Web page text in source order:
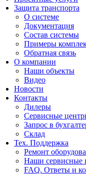
Защита транспорта
О системе
Документация
Состав системы
Примеры
Обратная связь
О компании
Наши объекты
Видео
Новости
Контакты
Дилеры
Сервисные
Запрос в
Склад
Тех. Поддержка
Ремонт
Наши сервисные
FAQ. Ответы и